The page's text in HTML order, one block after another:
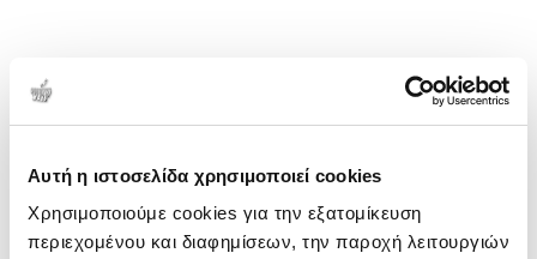
Αυτή η ιστοσελίδα χρησιμοποιεί cookies
Χρησιμοποιούμε cookies για την εξατομίκευση
περιεχομένου και διαφημίσεων, την παροχή λειτουργιών